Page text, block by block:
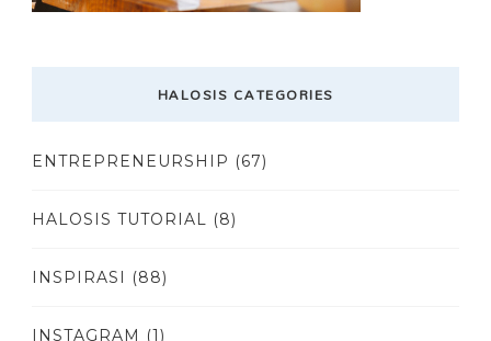
HALOSIS CATEGORIES
ENTREPRENEURSHIP (67)
HALOSIS TUTORIAL (8)
INSPIRASI (88)
INSTAGRAM (1)